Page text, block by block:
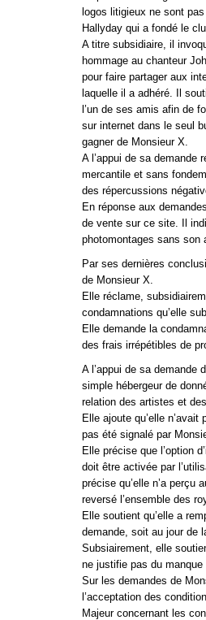
logos litigieux ne sont
Hallyday qui a fondé le
A titre subsidiaire, il
hommage au chanteur
pour faire partager aux
laquelle il a adhéré. Il
l’un de ses amis afin de
sur internet dans le seul
gagner de Monsieur X.
A l’appui de sa demande
mercantile et sans
des répercussions
En réponse aux
de vente sur ce site. Il
photomontages sans son
Par ses dernières
de Monsieur X.
Elle réclame,
condamnations qu’elle
Elle demande la
des frais irrépétibles de
A l’appui de sa demande
simple hébergeur de
relation des artistes et
Elle ajoute qu’elle
pas été signalé par
Elle précise que l’option
doit être activée par
précise qu’elle n’a
reversé l’ensemble des
Elle soutient qu’elle a
demande, soit au jour de
Subsiairement, elle
ne justifie pas du
Sur les demandes de
l’acceptation des
Majeur concernant les